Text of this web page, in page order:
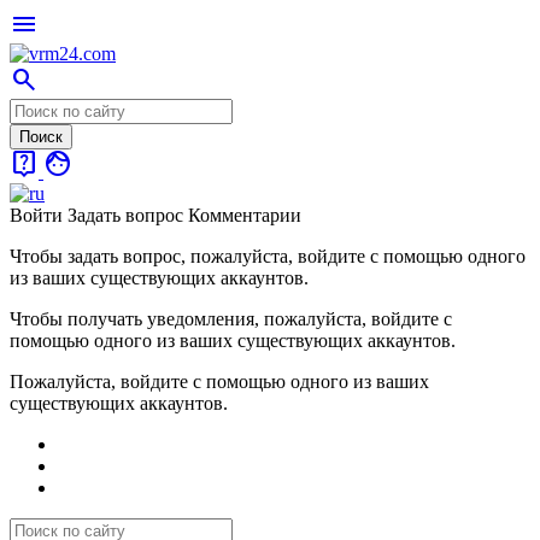
menu
search
live_help face
Войти Задать вопрос Комментарии
Чтобы задать вопрос, пожалуйста, войдите с помощью одного
из ваших существующих аккаунтов.
Чтобы получать уведомления, пожалуйста, войдите с
помощью одного из ваших существующих аккаунтов.
Пожалуйста, войдите с помощью одного из ваших
существующих аккаунтов.